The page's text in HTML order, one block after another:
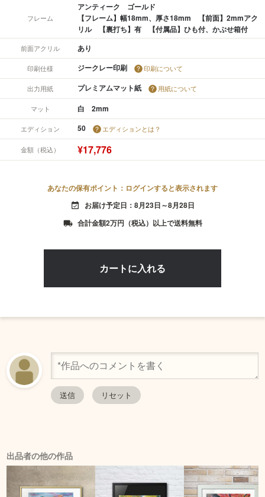
フレーム
アンティーク ゴールド
【フレーム】幅18mm、厚さ18mm 【前面】2mmアク
リル 【裏打ち】有 【付属品】ひも付、かぶせ箱付
前面アクリル あり
印刷仕様 ジークレー印刷 印刷について
出力用紙 プレミアムマット紙 用紙について
マット 白 2mm
エディション 50 エディションとは？
金額（税込） ¥17,776
あなたの保有ポイント：ログインすると表示されます
event_available お届け予定日：8月23日～8月28日
local_shipping 合計金額2万円（税込）以上で送料無料
出品者の他の作品